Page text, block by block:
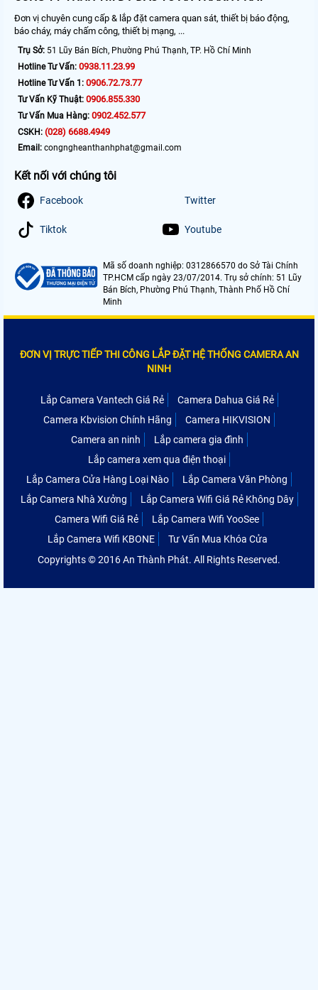
Đơn vị chuyên cung cấp & lắp đặt camera quan sát, thiết bị báo động,
báo cháy, máy chấm công, thiết bị mạng, ...
Trụ Sở: 51 Lũy Bán Bích, Phường Phú Thạnh, TP. Hồ Chí Minh
Hotline Tư Vấn: 0938.11.23.99
Hotline Tư Vấn 1: 0906.72.73.77
Tư Vấn Kỹ Thuật: 0906.855.330
Tư Vấn Mua Hàng: 0902.452.577
CSKH: (028) 6688.4949
Email: congngheanthanhphat@gmail.com
Kết nối với chúng tôi
Facebook Twitter
Tiktok Youtube
Mã số doanh nghiệp: 0312866570 do Sở Tài Chính
TP.HCM cấp ngày 23/07/2014. Trụ sở chính: 51 Lũy
Bán Bích, Phường Phú Thạnh, Thành Phố Hồ Chí
Minh
ĐƠN VỊ TRỰC TIẾP THI CÔNG LẮP ĐẶT HỆ THỐNG CAMERA AN
NINH
Lắp Camera Vantech Giá Rẻ
Camera Dahua Giá Rẻ
Camera Kbvision Chính Hãng
Camera HIKVISION
Camera an ninh
Lắp camera gia đình
Lắp camera xem qua điện thoại
Lắp Camera Cửa Hàng Loại Nào
Lắp Camera Văn Phòng
Lắp Camera Nhà Xưởng
Lắp Camera Wifi Giá Rẻ Không Dây
Camera Wifi Giá Rẻ
Lắp Camera Wifi YooSee
Lắp Camera Wifi KBONE
Tư Vấn Mua Khóa Cửa
Copyrights © 2016 An Thành Phát. All Rights Reserved.